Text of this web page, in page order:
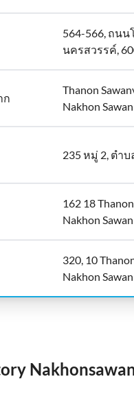
564-566, ถน
นครสวรรค์,
ก
Thanon
Nakhon Sawan
235 หมู่ 2, ตำบ
162 18
Nakhon Sawan
320, 10
Nakhon Sawan